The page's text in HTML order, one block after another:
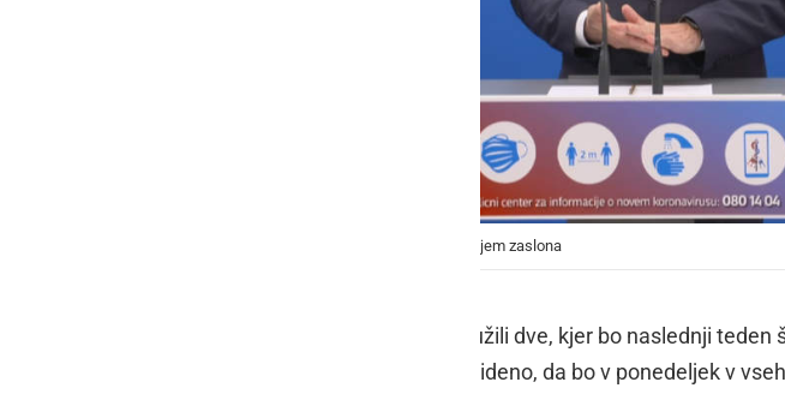
Janez Janša, foto: Urad vlade za komuniciranje/zajem zaslona
V četrtek sta se črnim regijam pridružili dve, kjer bo naslednji
je takrat bilo povedano, je bilo predvideno, da bo v ponedeljek v